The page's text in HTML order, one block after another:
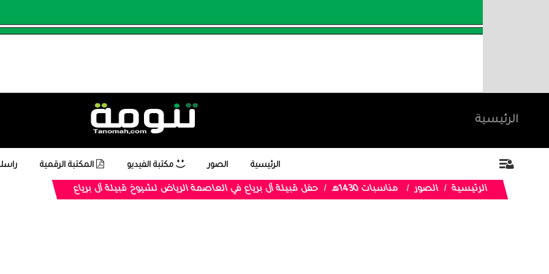
الرئيسية
الرئيسية الصور مكتبة الفيديو المكتبة الرقمية
الرئيسية الصور مناسبات 1430هـ حفل قبيلة آل برياع في العاصمة الرياض لشيوخ قبيلة آل برياع